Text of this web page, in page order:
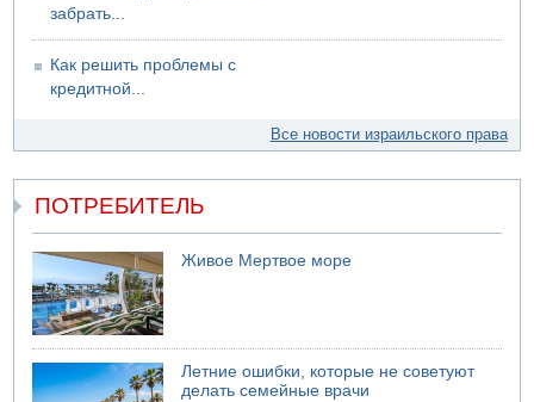
забрать...
Как решить проблемы с
кредитной...
Все новости израильского права
ПОТРЕБИТЕЛЬ
Живое Мертвое море
Летние ошибки, которые не советуют
делать семейные врачи